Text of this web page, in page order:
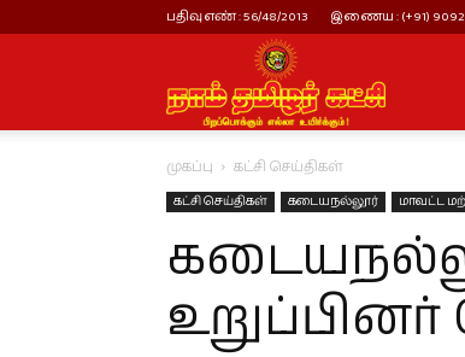
பதிவு எண் : 56/48/2013 இணைய : (+91)
நாம்
கட்சி
முகப்பு கட்சி செய்திகள்
கட்சி செய்திகள் கடையநல்லூர் மாவட்ட
உறுப்பினர்